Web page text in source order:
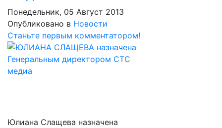
Понедельник, 05 Август 2013
Опубликовано в Новости
Станьте первым комментатором!
Юлиана Слащева назначена